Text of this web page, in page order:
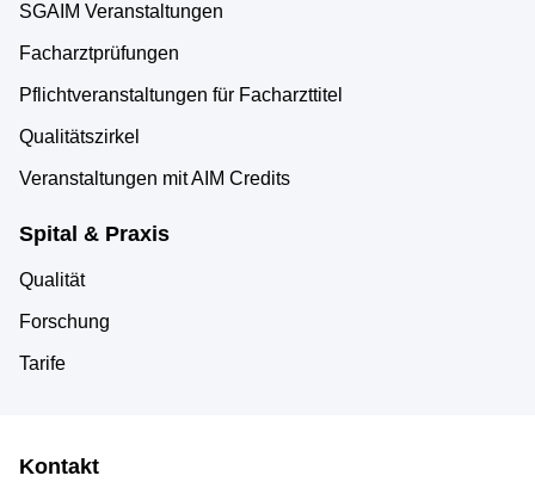
SGAIM Veranstaltungen
Facharztprüfungen
Pflichtveranstaltungen für Facharzttitel
Qualitätszirkel
Veranstaltungen mit AIM Credits
Spital & Praxis
Qualität
Forschung
Tarife
Kontakt